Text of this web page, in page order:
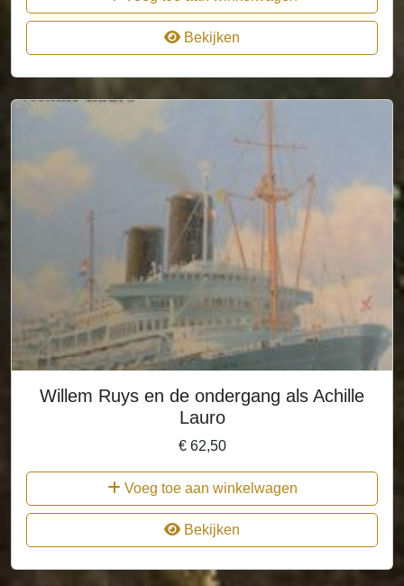
Bekijken
Willem Ruys en de ondergang als Achille
Lauro
€62,50
Voeg toe aan winkelwagen
Bekijken